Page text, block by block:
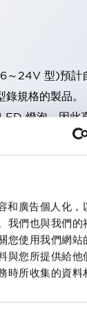
和廣告個人化，
我們也與我們的
您使用我們網站
與您所提供給他
時所收集的資料
～24V 型)預計
規格的製品。
燈泡，因此
。
子的配線工時
六種顏色（
，如今可用單
CCC認證。